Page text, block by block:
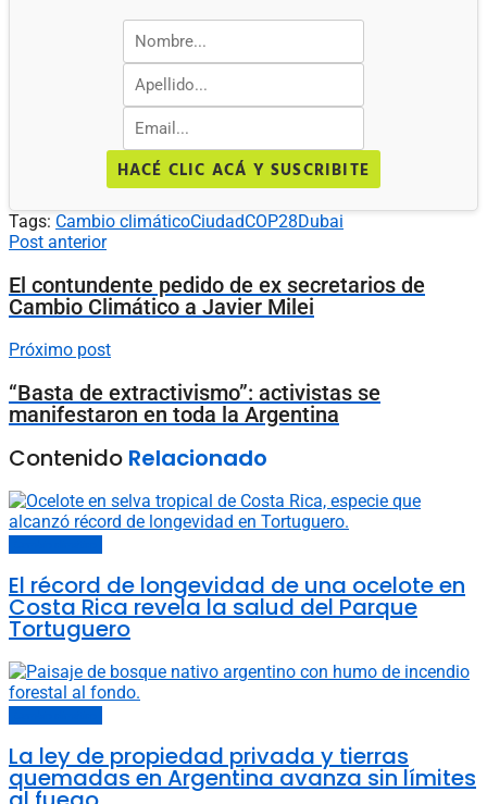
HACÉ CLIC ACÁ Y SUSCRIBITE
Tags: Cambio climáticoCiudadCOP28Dubai
Post anterior
El contundente pedido de ex secretarios de
Cambio Climático a Javier Milei
Próximo post
“Basta de extractivismo”: activistas se
manifestaron en toda la Argentina
Contenido Relacionado
El récord de longevidad de una ocelote en
Costa Rica revela la salud del Parque
Tortuguero
La ley de propiedad privada y tierras
quemadas en Argentina avanza sin límites